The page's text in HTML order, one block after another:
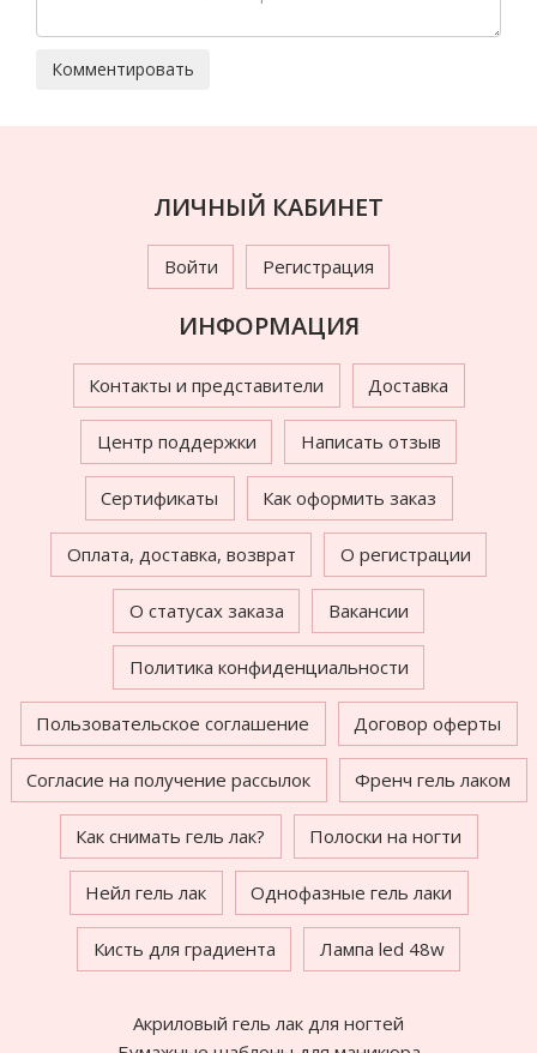
ЛИЧНЫЙ КАБИНЕТ
Войти Регистрация
ИНФОРМАЦИЯ
Контакты и представители Доставка
Центр поддержки Написать отзыв
Сертификаты Как оформить заказ
Оплата, доставка, возврат О регистрации
О статусах заказа Вакансии
Политика конфиденциальности
Пользовательское соглашение Договор оферты
Согласие на получение рассылок Френч гель лаком
Как снимать гель лак? Полоски на ногти
Нейл гель лак Однофазные гель лаки
Кисть для градиента Лампа led 48w
Акриловый гель лак для ногтей